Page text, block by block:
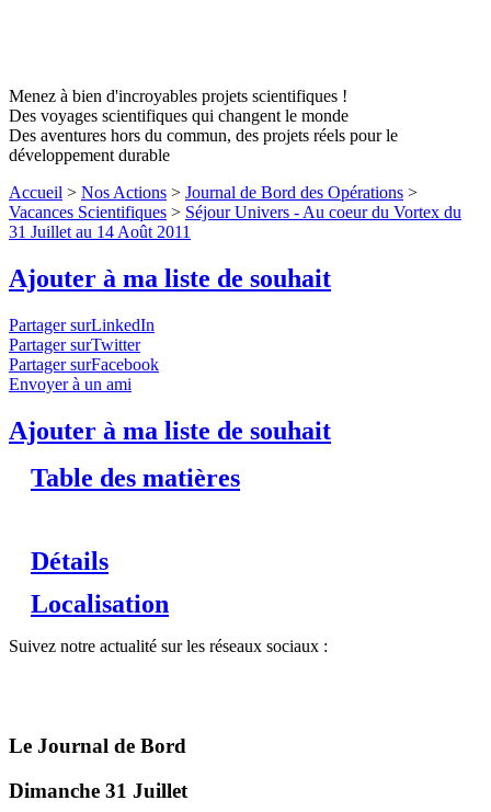
Menez à bien d'incroyables projets scientifiques !
Des voyages scientifiques qui changent le monde
Des aventures hors du commun, des projets réels pour le
développement durable
Accueil > Nos Actions > Journal de Bord des Opérations >
Vacances Scientifiques > Séjour Univers - Au coeur du Vortex du
31 Juillet au 14 Août 2011
Ajouter à ma liste de souhait
Partager surLinkedIn
Partager surTwitter
Partager surFacebook
Envoyer à un ami
Ajouter à ma liste de souhait
Table des matières
Détails
Localisation
Suivez notre actualité sur les réseaux sociaux :
Le Journal de Bord
Dimanche 31 Juillet